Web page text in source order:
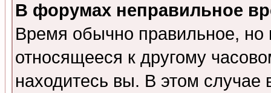
В форумах неправильное
Время обычно правильное,
относящееся к другому
находитесь вы. В этом